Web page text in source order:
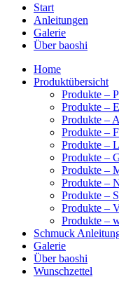
Start
Anleitungen
Galerie
Über baoshi
Home
Produktübersicht
Produkte –
Produkte –
Produkte –
Produkte –
Produkte –
Produkte –
Produkte –
Produkte –
Produkte –
Produkte –
Produkte –
Schmuck
Galerie
Über baoshi
Wunschzettel